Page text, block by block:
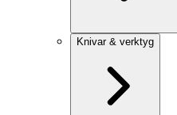
Knivar & verktyg